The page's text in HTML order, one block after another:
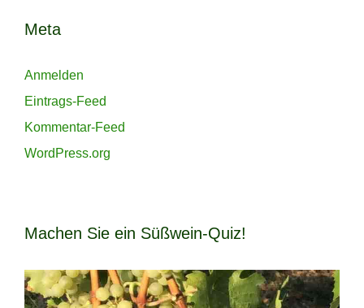
Meta
Anmelden
Eintrags-Feed
Kommentar-Feed
WordPress.org
Machen Sie ein Süßwein-Quiz!